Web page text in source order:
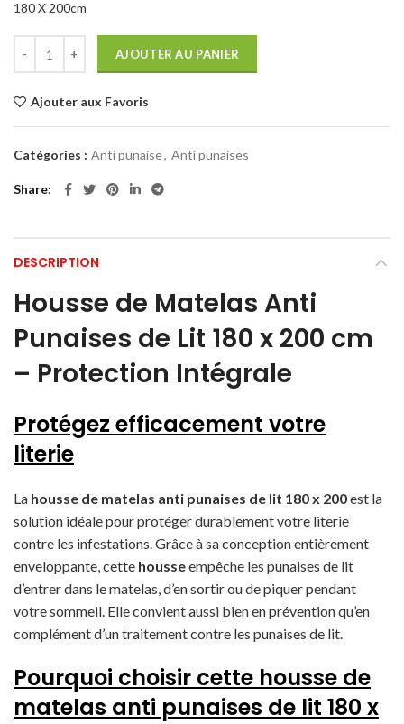
180 X 200cm
AJOUTER AU PANIER
Ajouter aux Favoris
Catégories : Anti punaise, Anti punaises
Share
DESCRIPTION
Housse de Matelas Anti
Punaises de Lit 180 x 200 cm
– Protection Intégrale
Protégez efficacement votre
literie
La housse de matelas anti punaises de lit 180 x 200est la
solution idéale pour protéger durablement votre literie
contre les infestations. Grâce à sa conception entièrement
enveloppante, cette housseempêche les punaises de lit
d’entrer dans le matelas, d’en sortir ou de piquer pendant
votre sommeil. Elle convient aussi bien en prévention qu’en
complément d’un traitement contre les punaises de lit.
Pourquoi choisir cette housse de
matelas anti punaises de lit 180 x